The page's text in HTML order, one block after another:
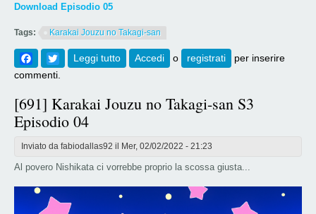
Download Episodio 05
Tags: Karakai Jouzu no Takagi-san
Facebook
Twitter
Leggi tutto su [692] Karakai Jouzu no Takagi-san S3
Episodio 05
Accedi o registrati
per inserire
commenti.
[691] Karakai Jouzu no Takagi-san S3
Episodio 04
Inviato da fabiodallas92 il Mer, 02/02/2022 - 21:23
Al povero Nishikata ci vorrebbe proprio la scossa giusta...